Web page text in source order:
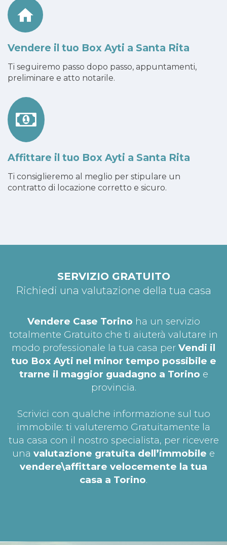
Vendere il tuo Box Ayti a Santa Rita
Ti seguiremo passo dopo passo, appuntamenti,
preliminare e atto notarile.
Affittare il tuo Box Ayti a Santa Rita
Ti consiglieremo al meglio per stipulare un
contratto di locazione corretto e sicuro.
SERVIZIO GRATUITO
Richiedi una valutazione della tua casa
Vendere Case Torino ha un servizio
totalmente Gratuito che ti aiuterà valutare in
modo professionale la tua casa per Vendi il
tuo Box Ayti nel minor tempo possibile e
trarne il maggior guadagno a Torino e
provincia.
Scrivici con qualche informazione sul tuo
immobile: ti valuteremo Gratuitamente la
tua casa con il nostro specialista, per ricevere
una valutazione gratuita dell’immobile e
vendere\affittare velocemente la tua
casa a Torino.